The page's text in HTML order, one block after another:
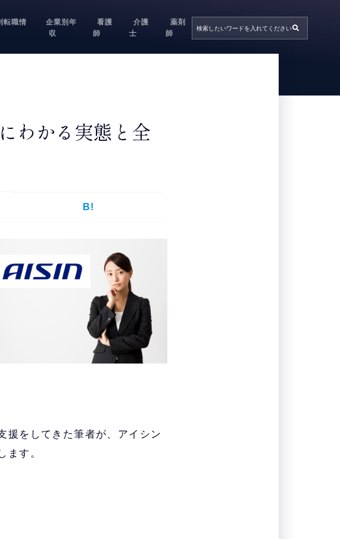
転職情
企業別年
収
看護
師
介護
士
薬剤
師
わかる実態と全
B!
援をしてきた筆者が、アイシン
ます。